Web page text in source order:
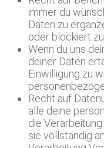
immer du
Daten zu
oder blockiert
Wenn du uns
deiner Daten
Einwilligung zu
Recht auf
alle deine
die
sie vollständig